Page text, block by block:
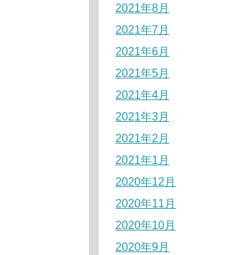
2021年8月
2021年7月
2021年6月
2021年5月
2021年4月
2021年3月
2021年2月
2021年1月
2020年12月
2020年11月
2020年10月
2020年9月